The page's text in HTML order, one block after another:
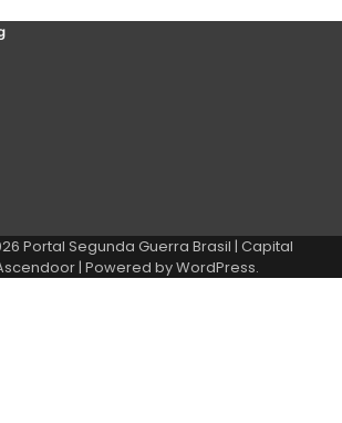
Portal Segunda Guerra Brasil | Capital
| Powered byWordPress.